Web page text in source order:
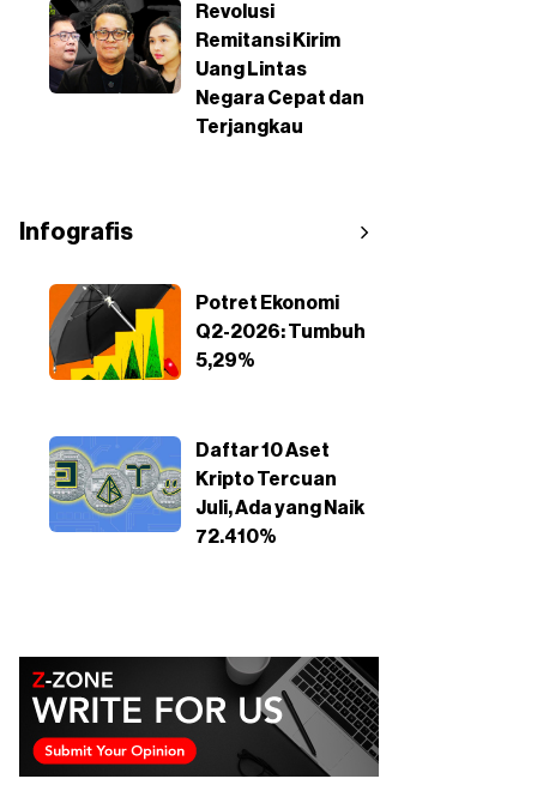
Revolusi
Remitansi Kirim
Uang Lintas
Negara Cepat dan
Terjangkau
Infografis
Potret Ekonomi
Q2-2026: Tumbuh
5,29%
Daftar 10 Aset
Kripto Tercuan
Juli, Ada yang Naik
72.410%